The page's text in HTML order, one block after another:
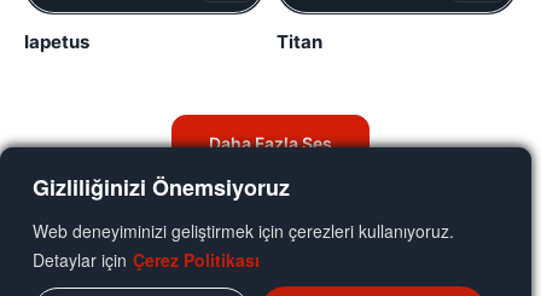
Gizliliğinizi Önemsiyoruz
Web deneyiminizi geliştirmek için çerezleri kullanıyoruz.
Detaylar için Çerez Politikası
Iapetus Titan
Daha Fazla Ses